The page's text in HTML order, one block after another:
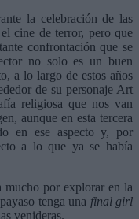
la celebración de las
cine de terror, pero que
confrontación que se
no solo es un buen
a lo largo de estos años
de su personaje Art
religiosa que nos van
aunque en esta tercera
en ese aspecto y, por
a lo que ya se había
mucho por explorar en la
tenga una final girl
venideras.